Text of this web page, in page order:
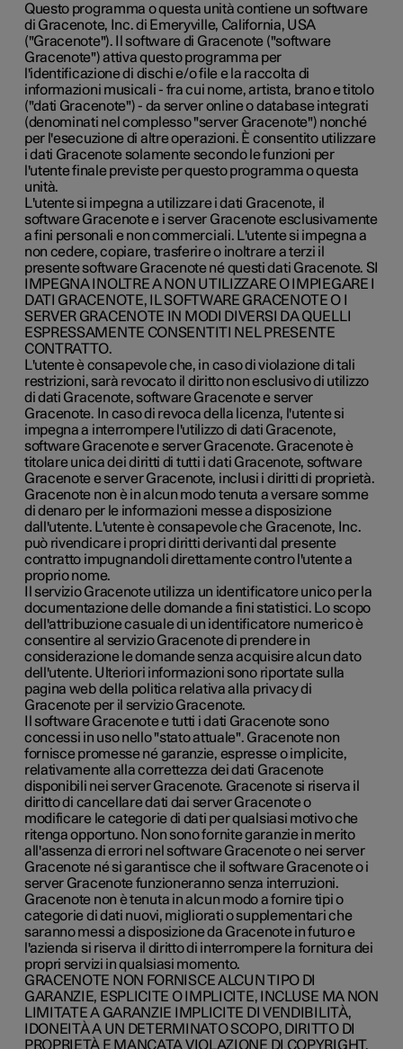
Questo programma o questa unità contiene un software
di Gracenote, Inc. di Emeryville, California, USA
("Gracenote"). Il software di Gracenote ("software
Gracenote") attiva questo programma per
l'identificazione di dischi e/o file e la raccolta di
informazioni musicali - fra cui nome, artista, brano e titolo
("dati Gracenote") - da server online o database integrati
(denominati nel complesso "server Gracenote") nonché
per l'esecuzione di altre operazioni. È consentito utilizzare
i dati Gracenote solamente secondo le funzioni per
l'utente finale previste per questo programma o questa
unità.
L'utente si impegna a utilizzare i dati Gracenote, il
software Gracenote e i server Gracenote esclusivamente
a fini personali e non commerciali. L'utente si impegna a
non cedere, copiare, trasferire o inoltrare a terzi il
presente software Gracenote né questi dati Gracenote. SI
IMPEGNA INOLTRE A NON UTILIZZARE O IMPIEGARE I
DATI GRACENOTE, IL SOFTWARE GRACENOTE O I
SERVER GRACENOTE IN MODI DIVERSI DA QUELLI
ESPRESSAMENTE CONSENTITI NEL PRESENTE
CONTRATTO.
L'utente è consapevole che, in caso di violazione di tali
restrizioni, sarà revocato il diritto non esclusivo di utilizzo
di dati Gracenote, software Gracenote e server
Gracenote. In caso di revoca della licenza, l'utente si
impegna a interrompere l'utilizzo di dati Gracenote,
software Gracenote e server Gracenote. Gracenote è
titolare unica dei diritti di tutti i dati Gracenote, software
Gracenote e server Gracenote, inclusi i diritti di proprietà.
Gracenote non è in alcun modo tenuta a versare somme
di denaro per le informazioni messe a disposizione
dall'utente. L'utente è consapevole che Gracenote, Inc.
può rivendicare i propri diritti derivanti dal presente
contratto impugnandoli direttamente contro l'utente a
proprio nome.
Il servizio Gracenote utilizza un identificatore unico per la
documentazione delle domande a fini statistici. Lo scopo
dell'attribuzione casuale di un identificatore numerico è
consentire al servizio Gracenote di prendere in
considerazione le domande senza acquisire alcun dato
dell'utente. Ulteriori informazioni sono riportate sulla
pagina web della politica relativa alla privacy di
Gracenote per il servizio Gracenote.
Il software Gracenote e tutti i dati Gracenote sono
concessi in uso nello "stato attuale". Gracenote non
fornisce promesse né garanzie, espresse o implicite,
relativamente alla correttezza dei dati Gracenote
disponibili nei server Gracenote. Gracenote si riserva il
diritto di cancellare dati dai server Gracenote o
modificare le categorie di dati per qualsiasi motivo che
ritenga opportuno. Non sono fornite garanzie in merito
all'assenza di errori nel software Gracenote o nei server
Gracenote né si garantisce che il software Gracenote o i
server Gracenote funzioneranno senza interruzioni.
Gracenote non è tenuta in alcun modo a fornire tipi o
categorie di dati nuovi, migliorati o supplementari che
saranno messi a disposizione da Gracenote in futuro e
l'azienda si riserva il diritto di interrompere la fornitura dei
propri servizi in qualsiasi momento.
GRACENOTE NON FORNISCE ALCUN TIPO DI
GARANZIE, ESPLICITE O IMPLICITE, INCLUSE MA NON
LIMITATE A GARANZIE IMPLICITE DI VENDIBILITÀ,
IDONEITÀ A UN DETERMINATO SCOPO, DIRITTO DI
PROPRIETÀ E MANCATA VIOLAZIONE DI COPYRIGHT.